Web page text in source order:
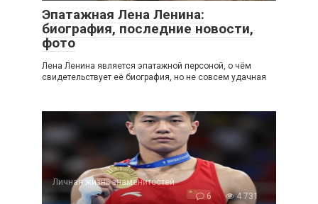
Эпатажная Лена Ленина:
биография, последние новости,
фото
Лена Ленина является эпатажной персоной, о чём
свидетельствует её биография, но не совсем удачная
Личная жизнь знаменитостей
6
4 731